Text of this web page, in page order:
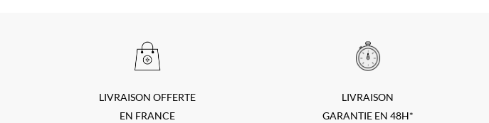
LIVRAISON OFFERTE
EN FRANCE
LIVRAISON
GARANTIE EN 48H*